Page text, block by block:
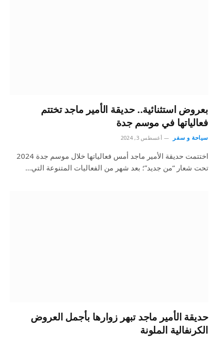
بعروض استثنائية.. حديقة الأمير ماجد تختتم
فعالياتها في موسم جدة
سياحة و سفر أغسطس 3, 2024
اختتمت حديقة الأمير ماجد أمس فعالياتها خلال موسم جدة 2024
تحت شعار “من جديد”؛ بعد شهر من الفعاليات المتنوعة التي…
حديقة الأمير ماجد تبهر زوارها بأجمل العروض
الكرنفالية الملونة